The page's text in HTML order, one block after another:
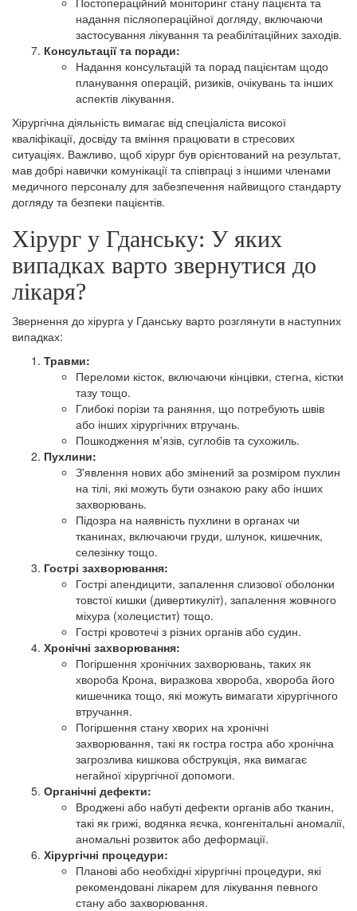
надання післяопераційної догляду, включаючи
застосування лікування та реабілітаційних заходів.
Консультації та поради:
Надання консультацій та порад пацієнтам щодо
планування операцій, ризиків, очікувань та інших
аспектів лікування.
Хірургічна діяльність вимагає від спеціаліста високої
кваліфікації, досвіду та вміння працювати в стресових
ситуаціях. Важливо, щоб хірург був орієнтований на результат,
мав добрі навички комунікації та співпраці з іншими членами
медичного персоналу для забезпечення найвищого стандарту
догляду та безпеки пацієнтів.
Хірург у Гданську: У яких
випадках варто звернутися до
лікаря?
Звернення до хірурга у Гданську варто розглянути в наступних
випадках:
Травми:
Переломи кісток, включаючи кінцівки, стегна, кістки
тазу тощо.
Глибокі порізи та раняння, що потребують швів
або інших хірургічних втручань.
Пошкодження м'язів, суглобів та сухожиль.
Пухлини:
З'явлення нових або змінений за розміром пухлин
на тілі, які можуть бути ознакою раку або інших
захворювань.
Підозра на наявність пухлини в органах чи
тканинах, включаючи груди, шлунок, кишечник,
селезінку тощо.
Гострі захворювання:
Гострі апендицити, запалення слизової оболонки
товстої кишки (дивертикуліт), запалення жовчного
міхура (холецистит) тощо.
Гострі кровотечі з різних органів або судин.
Хронічні захворювання:
Погіршення хронічних захворювань, таких як
хвороба Крона, виразкова хвороба, хвороба його
кишечника тощо, які можуть вимагати хірургічного
втручання.
Погіршення стану хворих на хронічні
захворювання, такі як гостра гостра або хронічна
загрозлива кишкова обструкція, яка вимагає
негайної хірургічної допомоги.
Органічні дефекти:
Вроджені або набуті дефекти органів або тканин,
такі як грижі, водянка яєчка, конгенітальні аномалії,
аномальні розвиток або деформації.
Хірургічні процедури:
Планові або необхідні хірургічні процедури, які
рекомендовані лікарем для лікування певного
стану або захворювання.